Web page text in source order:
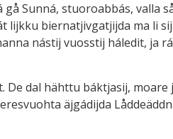
Sunná, stuoroabbás, valla
biernatjivgatjijda ma li
nástij vuosstij háledit, ja
dal hähttu báktjasij,
äjgádijda